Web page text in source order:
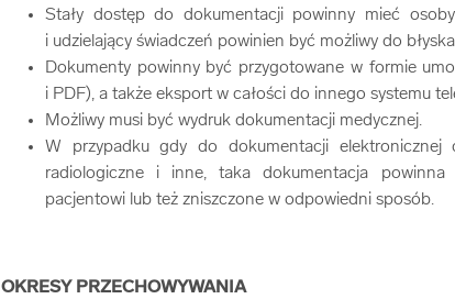
Stały dostęp do dokumentacji powinny mieć
i udzielający świadczeń powinien być możliwy do
Dokumenty powinny być przygotowane w formie
i PDF), a także eksport w całości do innego systemu
Możliwy musi być wydruk dokumentacji medycznej.
W przypadku gdy do dokumentacji elektronicznej
radiologiczne i inne, taka dokumentacja powinna
pacjentowi lub też zniszczone w odpowiedni sposób.
OKRESY PRZECHOWYWANIA